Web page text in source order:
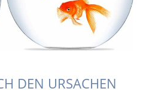
DEN URSACHEN